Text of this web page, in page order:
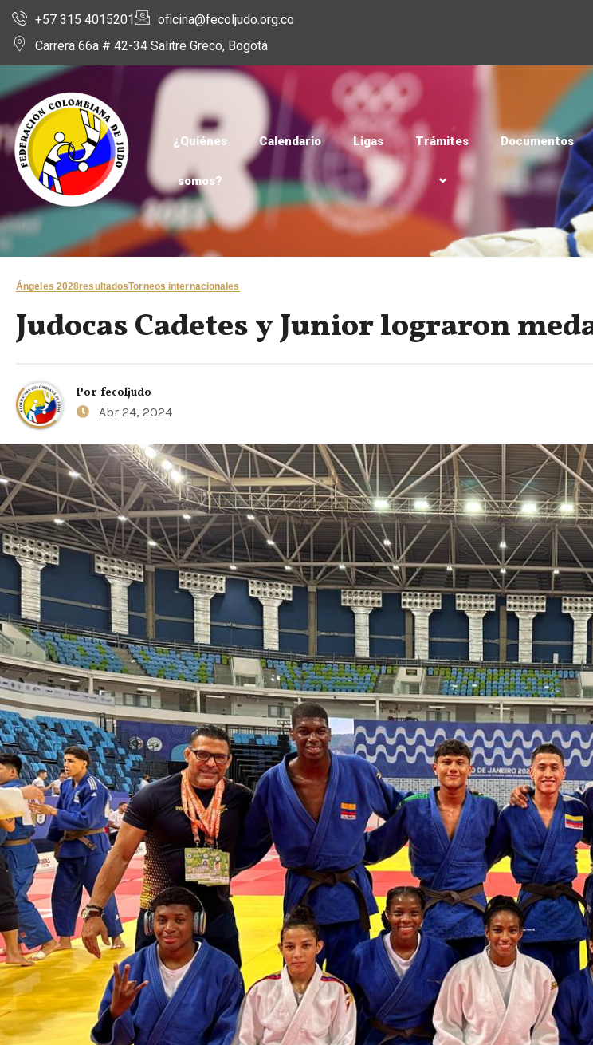
+57 315 4015201
oficina@fecoljudo.org.co
Carrera 66a # 42-34 Salitre Greco, Bogotá
¿Quiénes
somos?
Calendario Ligas Trámites Documentos
Ángeles 2028resultadosTorneos internacionales
Judocas Cadetes y Junior lograron
Por fecoljudo
Abr 24, 2024